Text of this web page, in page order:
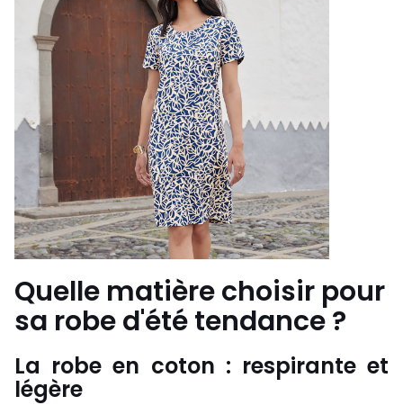
Quelle matière choisir pour
sa robe d'été tendance ?
La robe en coton : respirante et
légère